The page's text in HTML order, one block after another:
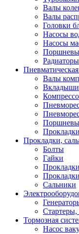
Валы
Валы
Головки
Насосы
Насосы
Валы
Вкладыши
Прокладки,
Болты
Гайки
Прокладки
Сальники
Тормозная
Насос